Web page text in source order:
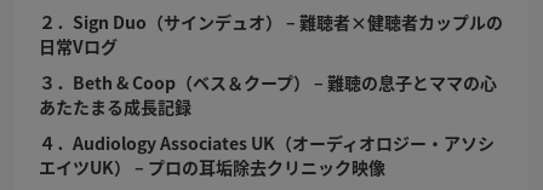
２．Sign Duo（サインデュオ） – 難聴者×健聴者カップルの
日常Vログ
３．Beth & Coop（ベス＆クープ） – 難聴の息子とママの心
あたたまる成長記録
４．Audiology Associates UK（オーディオロジー・アソシ
エイツUK） – プロの耳垢除去クリニック映像